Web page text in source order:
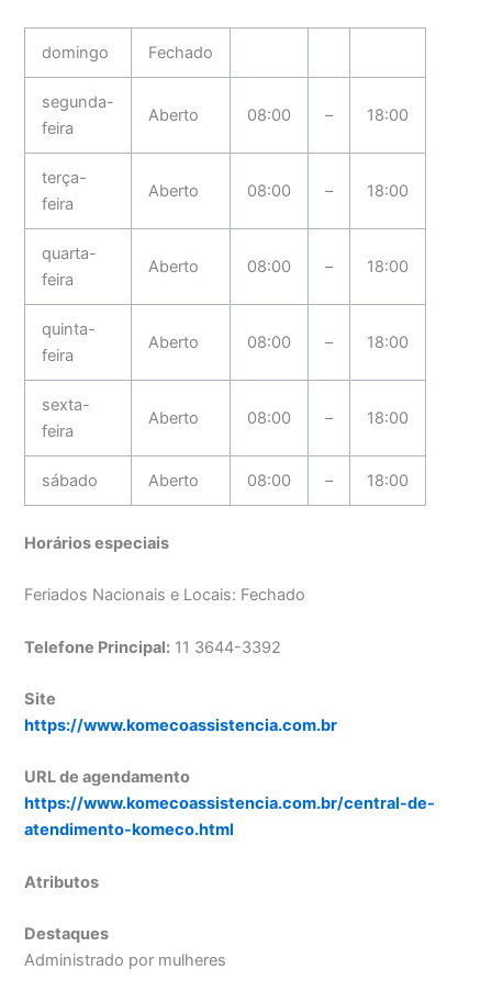
domingo Fechado
segunda-
feira
Aberto 08:00 – 18:00
terça-
feira
Aberto 08:00 – 18:00
quarta-
feira
Aberto 08:00 – 18:00
quinta-
feira
Aberto 08:00 – 18:00
sexta-
feira
Aberto 08:00 – 18:00
sábado Aberto 08:00 – 18:00
Horários especiais
Feriados Nacionais e Locais: Fechado
Telefone Principal: 11 3644-3392
Site
https://www.komecoassistencia.com.br
URL de agendamento
https://www.komecoassistencia.com.br/central-de-
atendimento-komeco.html
Atributos
Destaques
Administrado por mulheres